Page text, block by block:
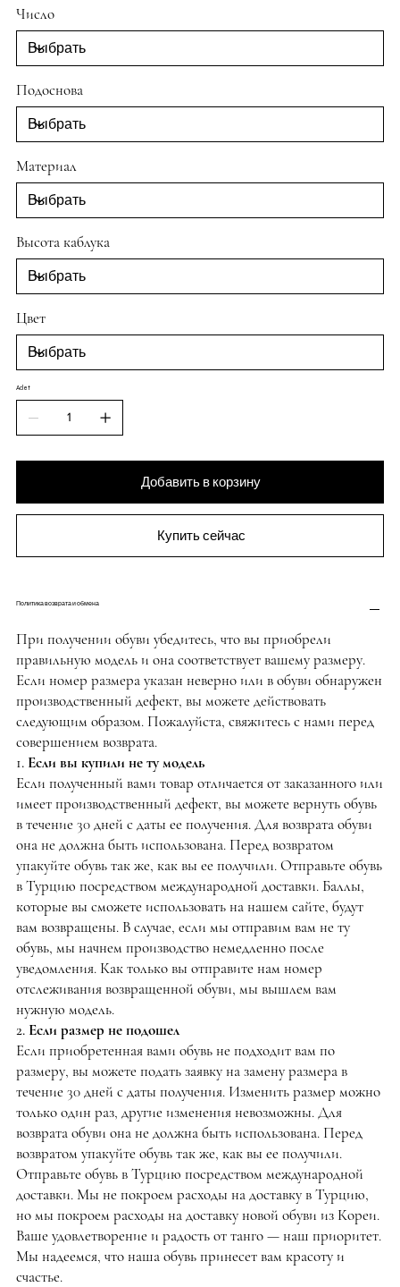
Число
Подоснова
Материал
Высота каблука
Цвет
Adet
Добавить в корзину
Купить сейчас
Политика возврата и обмена
При получении обуви убедитесь, что вы приобрели
правильную модель и она соответствует вашему размеру.
Если номер размера указан неверно или в обуви обнаружен
производственный дефект, вы можете действовать
следующим образом. Пожалуйста, свяжитесь с нами перед
совершением возврата.
1. Если вы купили не ту модель
Если полученный вами товар отличается от заказанного или
имеет производственный дефект, вы можете вернуть обувь
в течение 30 дней с даты ее получения. Для возврата обуви
она не должна быть использована. Перед возвратом
упакуйте обувь так же, как вы ее получили. Отправьте обувь
в Турцию посредством международной доставки. Баллы,
которые вы сможете использовать на нашем сайте, будут
вам возвращены. В случае, если мы отправим вам не ту
обувь, мы начнем производство немедленно после
уведомления. Как только вы отправите нам номер
отслеживания возвращенной обуви, мы вышлем вам
нужную модель.
2. Если размер не подошел
Если приобретенная вами обувь не подходит вам по
размеру, вы можете подать заявку на замену размера в
течение 30 дней с даты получения. Изменить размер можно
только один раз, другие изменения невозможны. Для
возврата обуви она не должна быть использована. Перед
возвратом упакуйте обувь так же, как вы ее получили.
Отправьте обувь в Турцию посредством международной
доставки. Мы не покроем расходы на доставку в Турцию,
но мы покроем расходы на доставку новой обуви из Кореи.
Ваше удовлетворение и радость от танго — наш приоритет.
Мы надеемся, что наша обувь принесет вам красоту и
счастье.